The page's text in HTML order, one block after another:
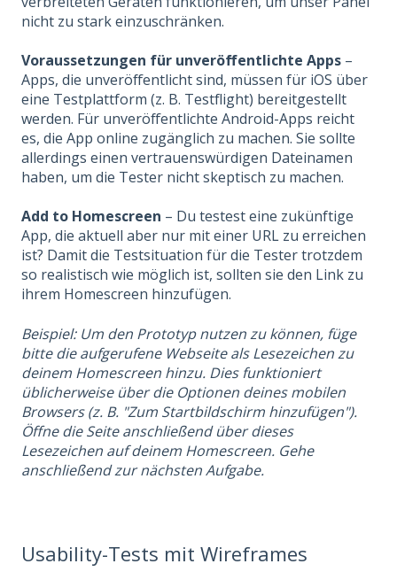
nicht zu stark einzuschränken.
Voraussetzungen für unveröffentlichte Apps –
Apps, die unveröffentlicht sind, müssen für iOS über
eine Testplattform (z. B. Testflight) bereitgestellt
werden. Für unveröffentlichte Android-Apps reicht
es, die App online zugänglich zu machen. Sie sollte
allerdings einen vertrauenswürdigen Dateinamen
haben, um die Tester nicht skeptisch zu machen.
Add to Homescreen – Du testest eine zukünftige
App, die aktuell aber nur mit einer URL zu erreichen
ist? Damit die Testsituation für die Tester trotzdem
so realistisch wie möglich ist, sollten sie den Link zu
ihrem Homescreen hinzufügen.
Beispiel: Um den Prototyp nutzen zu können, füge
bitte die aufgerufene Webseite als Lesezeichen zu
deinem Homescreen hinzu. Dies funktioniert
üblicherweise über die Optionen deines mobilen
Browsers (z. B. "Zum Startbildschirm hinzufügen").
Öffne die Seite anschließend über dieses
Lesezeichen auf deinem Homescreen. Gehe
anschließend zur nächsten Aufgabe.
Usability-Tests mit Wireframes